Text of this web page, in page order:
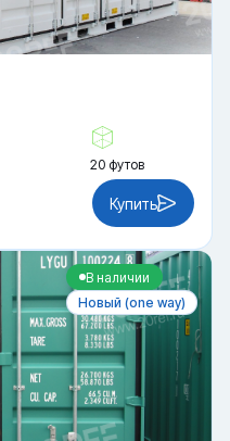
20 футов
Купить
В наличии
Новый (one way)